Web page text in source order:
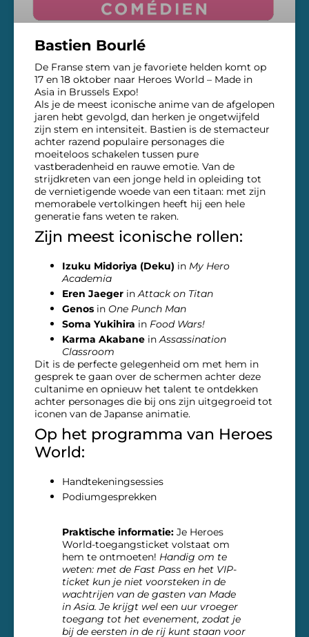
Bastien Bourlé
De Franse stem van je favoriete helden komt op
17 en 18 oktober naar Heroes World – Made in
Asia in Brussels Expo!
Als je de meest iconische anime van de afgelopen
jaren hebt gevolgd, dan herken je ongetwijfeld
zijn stem en intensiteit. Bastien is de stemacteur
achter razend populaire personages die
moeiteloos schakelen tussen pure
vastberadenheid en rauwe emotie. Van de
strijdkreten van een jonge held in opleiding tot
de vernietigende woede van een titaan: met zijn
memorabele vertolkingen heeft hij een hele
generatie fans weten te raken.
Zijn meest iconische rollen:
Izuku Midoriya (Deku) in My Hero
Academia
Eren Jaeger inAttack on Titan
Genos in One Punch Man
Soma Yukihira in Food Wars!
Karma Akabane inAssassination
Classroom
Dit is de perfecte gelegenheid om met hem in
gesprek te gaan over de schermen achter deze
cultanime en opnieuw het talent te ontdekken
achter personages die bij ons zijn uitgegroeid tot
iconen van de Japanse animatie.
Op het programma van Heroes
World:
Handtekeningsessies
Podiumgesprekken
Praktische informatie: Je Heroes
World-toegangsticket volstaat om
hem te ontmoeten! Handig om te
weten: met de Fast Pass en het VIP-
ticket kun je niet voorsteken in de
wachtrijen van de gasten van Made
in Asia. Je krijgt wel een uur vroeger
toegang tot het evenement, zodat je
bij de eersten in de rij kunt staan voor